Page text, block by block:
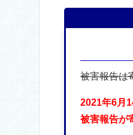
被害報告は
2021年6月
被害報告が